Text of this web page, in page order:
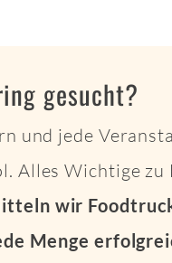
gesucht?
und jede
Alles Wichtige
wir
Menge